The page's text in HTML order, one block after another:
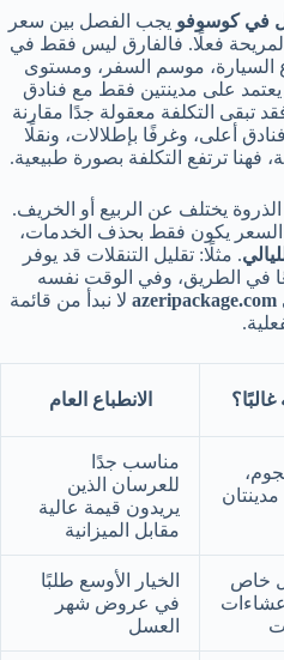
في كوسوفو يجب الفصل بين سعر
فعلًا. فالفارق ليس فقط في
السيارة، موسم السفر، ومستوى
يعتمد على مدينتين فقط مع فنادق
تبقى التكلفة معقولة جدًا مقارنة
أعلى، وغرفًا بإطلالات، ونقلًا
فهنا ترتفع التكلفة بصورة طبيعية.
يختلف عن الربيع أو الخريف.
يكون فقط بحذف الخدمات،
. مثلًا: تقليل التنقلات قد يوفر
في الطريق، وفي الوقت نفسه
azeripackage.com لا نبدأ من قائمة
الانطباع العام
جيدة 3-4 نجوم،
مناسب جدًا
للعرسان الذين
يريدون قيمة عالية
مقابل الميزانية
خاص
عشاءات
الخيار الأوسع طلبًا
في عروض شهر
العسل